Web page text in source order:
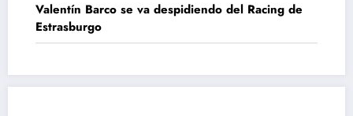
Valentín Barco se va despidiendo del Racing de
Estrasburgo